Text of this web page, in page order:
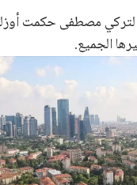
التركي مصطفى حكمت
الجميع.